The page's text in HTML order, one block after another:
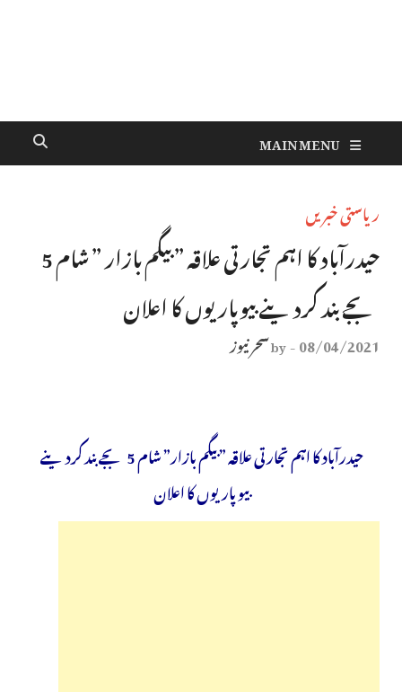
MAIN MENU
ریاستی خبریں
حیدرآباد کا اہم تجارتی علاقہ ” بیگم بازار ” شام 5
بجے بند کردینے بیوپاریوں کا اعلان
08/04/2021
-
byسحر نیوز
حیدرآباد کا اہم تجارتی علاقہ ” بیگم بازار” شام 5 بجے بند کردینے
بیوپاریوں کا اعلان